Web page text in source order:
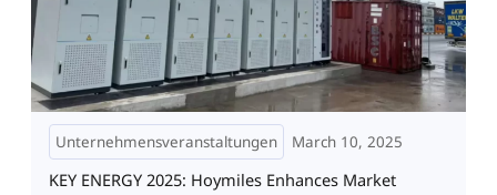
Unternehmensveranstaltungen March 10, 2025
KEY ENERGY 2025: Hoymiles Enhances Market